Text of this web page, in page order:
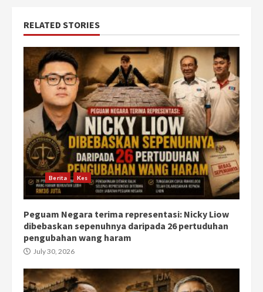
RELATED STORIES
Berita Kes
Peguam Negara terima representasi: Nicky Liow
dibebaskan sepenuhnya daripada 26 pertuduhan
pengubahan wang haram
July 30, 2026